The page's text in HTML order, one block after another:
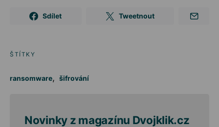
Sdílet Tweetnout
ŠTÍTKY
ransomware, šifrování
Novinky z magazínu Dvojklik.cz